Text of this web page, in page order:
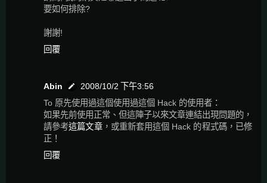
要如何排除?
謝謝!
回覆
Abin
2008/10/2 下午3:56
To 原先使用過這個使用過這個 Hack 的使用者：
如果先前使用正常、但這陣子以來文章連結出現問題的，
請參考這篇文章，或重新套用這個 Hack 的程式碼，已修
正！
回覆